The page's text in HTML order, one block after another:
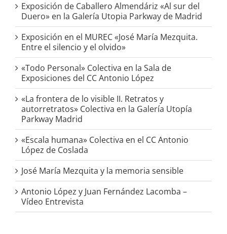
Exposición de Caballero Almendáriz «Al sur del
Duero» en la Galería Utopia Parkway de Madrid
Exposición en el MUREC «José María Mezquita.
Entre el silencio y el olvido»
«Todo Personal» Colectiva en la Sala de
Exposiciones del CC Antonio López
«La frontera de lo visible II. Retratos y
autorretratos» Colectiva en la Galería Utopía
Parkway Madrid
«Escala humana» Colectiva en el CC Antonio
López de Coslada
José María Mezquita y la memoria sensible
Antonio López y Juan Fernández Lacomba –
Vídeo Entrevista